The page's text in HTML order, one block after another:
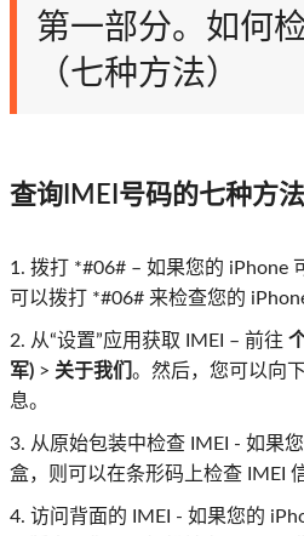
第一部分。如何
（七种方法）
查询IMEI号码的七种方法
1. 拨打 *#06# – 如果您的 iPhone
可以拨打 *#06# 来检查您的
2. 从“设置”应用获取 IMEI – 前往
军) > 关于我们 。然后，您可以向
息。
3. 从原始包装中检查 IMEI - 如果
盒，则可以在条形码上检查 IMEI
4. 访问背面的 IMEI - 如果您的